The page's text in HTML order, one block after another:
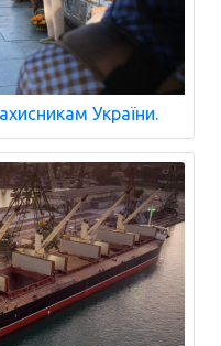
України.